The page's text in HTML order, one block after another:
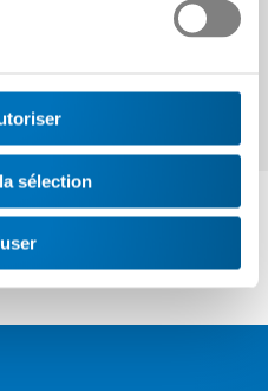
sélection